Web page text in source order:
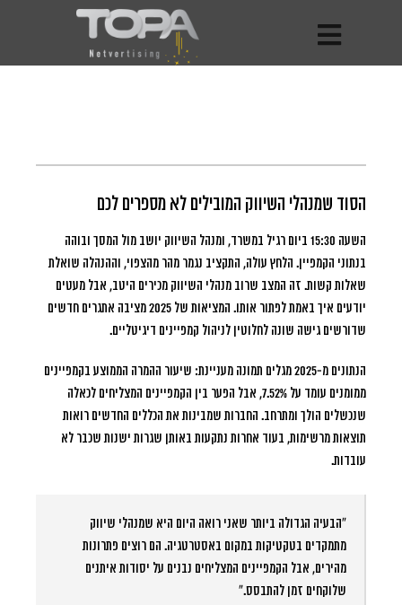
הסוד שמנהלי השיווק המובילים לא מספרים לכם
השעה 15:30 ביום רגיל במשרד, ומנהל השיווק יושב מול המסך ובוהה
בנתוני הקמפיין. הלחץ עולה, התקציב נגמר מהר מהצפוי, וההנהלה שואלת
שאלות קשות. זה המצב שרוב מנהלי השיווק מכירים היטב, אבל מעטים
יודעים איך באמת לפתור אותו. המציאות של 2025 מציבה אתגרים חדשים
שדורשים גישה שונה לחלוטין לניהול קמפיינים דיגיטליים.
הנתונים מ-2025 מגלים תמונה מעניינת:
שיעור ההמרה הממוצע בקמפיינים
ממומנים עומד על 7.52%
, אבל הפער בין הקמפיינים המצליחים לכאלה
שנכשלים הולך ומתרחב. החברות שמבינות את הכללים החדשים רואות
תוצאות מרשימות, בעוד אחרות נתקעות באותן שגרות ישנות שכבר לא
עובדות.
“הבעיה הגדולה ביותר שאני רואה היום היא שמנהלי שיווק
מתמקדים בטקטיקות במקום באסטרטגיה. הם רוצים פתרונות
מהירים, אבל הקמפיינים המצליחים נבנים על יסודות איתנים
שלוקחים זמן להתבסס.”